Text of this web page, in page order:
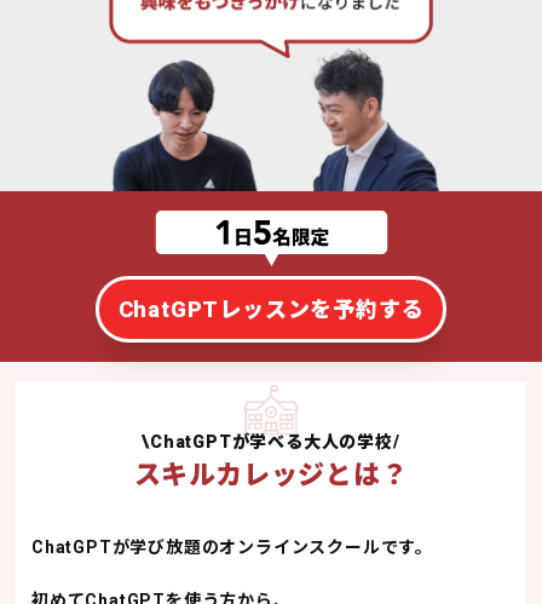
ChatGPTレッスンを予約する
\ChatGPTが学べる大人の学校/
スキルカレッジとは？
ChatGPTが学び放題のオンラインスクールです。